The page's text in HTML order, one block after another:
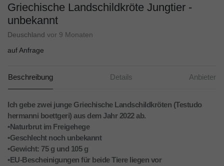
Griechische Landschildkröte Jungtier -
unbekannt
Deuschland vor 9 Monaten
auf Anfrage
Beschreibung Details Anbieter
Ich gebe zwei junge Griechische Landschildkröten (Testudo
hermanni boettgeri) aus dem Jahr 2022 ab.
•Naturbrut im Freigehege
•Geschlecht noch unbekannt
•Gewicht: 75 g und 105 g
•EU-Bescheinigungen für beide Tiere liegen vor